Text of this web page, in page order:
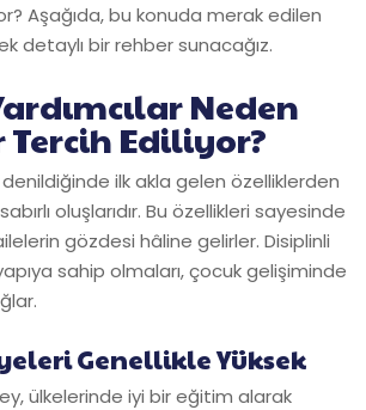
Aşağıda, bu konuda merak edilen
detaylı bir rehber sunacağız.
Neden
Tercih Ediliyor?
denildiğinde ilk akla gelen özelliklerden
oluşlarıdır. Bu özellikleri sayesinde
gözdesi hâline gelirler. Disiplinli
sahip olmaları, çocuk gelişiminde
Genellikle Yüksek
ülkelerinde iyi bir eğitim alarak